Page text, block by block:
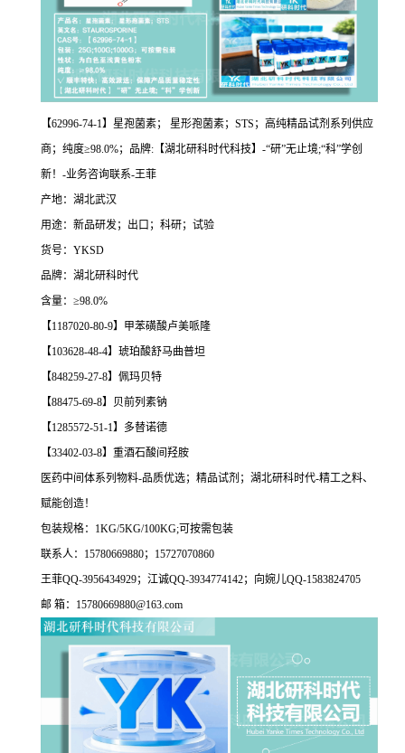
【62996-74-1】星孢菌素； 星形孢菌素；STS；高纯精品试剂系列供应
商；纯度≥98.0%；品牌:【湖北研科时代科技】-“研”无止境;“科”学创
新！-业务咨询联系-王菲
产地：湖北武汉
用途：新品研发；出口；科研；试验
货号：YKSD
品牌：湖北研科时代
含量：≥98.0%
【1187020-80-9】甲苯磺酸卢美哌隆
【103628-48-4】琥珀酸舒马曲普坦
【848259-27-8】佩玛贝特
【88475-69-8】贝前列素钠
【1285572-51-1】多替诺德
【33402-03-8】重酒石酸间羟胺
医药中间体系列物料-品质优选；精品试剂；湖北研科时代-精工之料、
赋能创造！
包装规格：1KG/5KG/100KG;可按需包装
联系人：15780669880；15727070860
王菲QQ-3956434929；江诚QQ-3934774142；向婉儿QQ-1583824705
邮 箱：15780669880@163.com